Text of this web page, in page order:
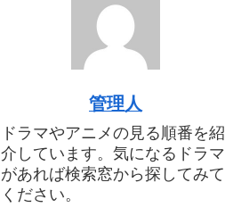
管理人
ドラマやアニメの見る順番を紹
介しています。気になるドラマ
があれば検索窓から探してみて
ください。